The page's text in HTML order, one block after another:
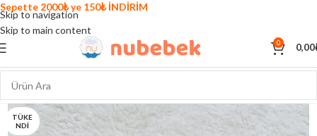
Skip to navigation
Skip to main content
0 0,00
TÜKE
NDI
Sepette 2000₺ ye 150₺ İNDİRİM